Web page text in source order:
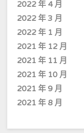
2022 年 4 月
2022 年 3 月
2022 年 1 月
2021 年 12 月
2021 年 11 月
2021 年 10 月
2021 年 9 月
2021 年 8 月